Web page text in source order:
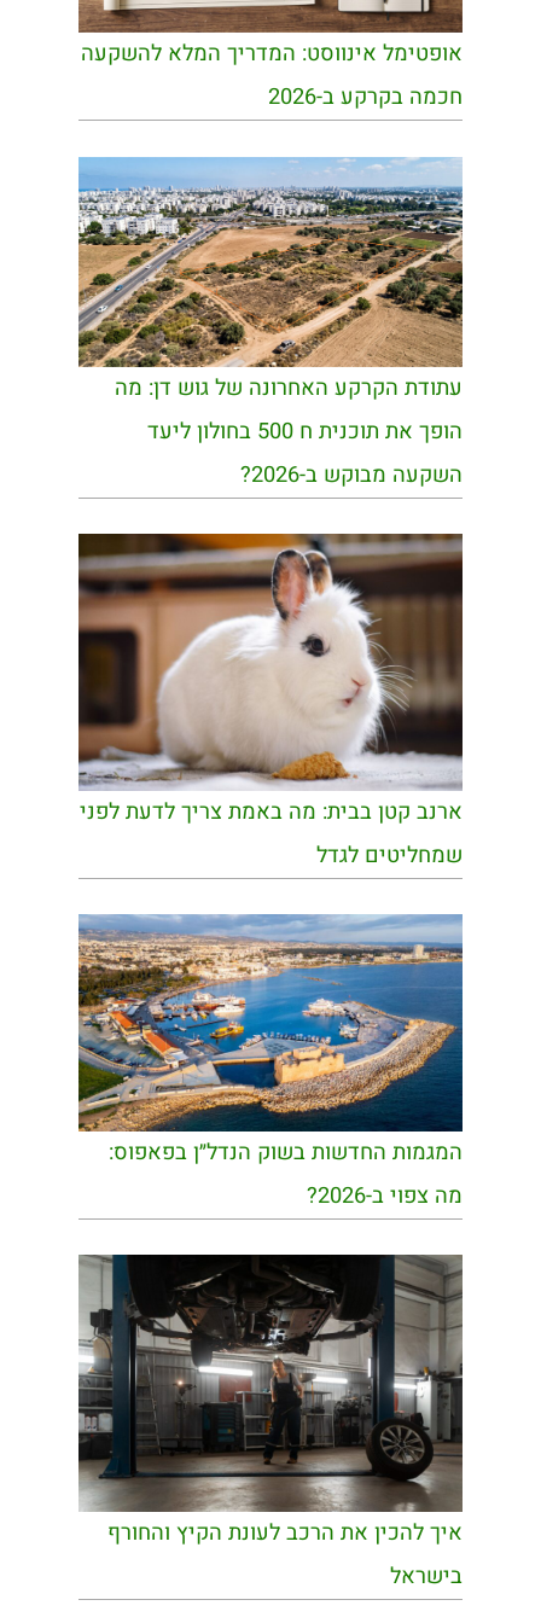
אופטימל אינווסט: המדריך המלא להשקעה
חכמה בקרקע ב-2026
עתודת הקרקע האחרונה של גוש דן: מה
הופך את תוכנית ח 500 בחולון ליעד
השקעה מבוקש ב-2026?
ארנב קטן בבית: מה באמת צריך לדעת לפני
שמחליטים לגדל
המגמות החדשות בשוק הנדל״ן בפאפוס:
מה צפוי ב-2026?
איך להכין את הרכב לעונת הקיץ והחורף
בישראל